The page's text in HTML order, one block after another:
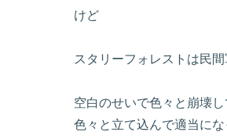
けど
スタリーフォレストは民
空白のせいで色々と崩壊
色々と立て込んで適当に